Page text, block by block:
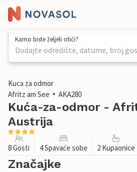
Kamo biste željeli otići?
Dodajte odredište, datume, broj
1 / 33
Kuca za odmor
Afritz am See
AKA280
Kuća-za-odmor -
Austrija
8 Gosti 4 Spavaće sobe 2 Kupaonice
Značajke